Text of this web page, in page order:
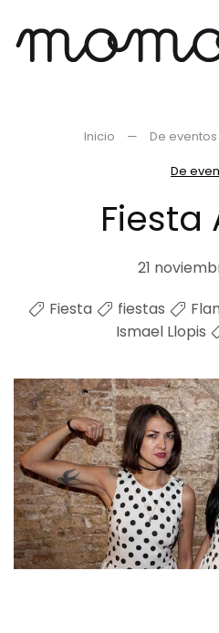
Ir
Inicio De eventos
De
Fiesta
21
Fiesta
fiestas
Ismael Llopis